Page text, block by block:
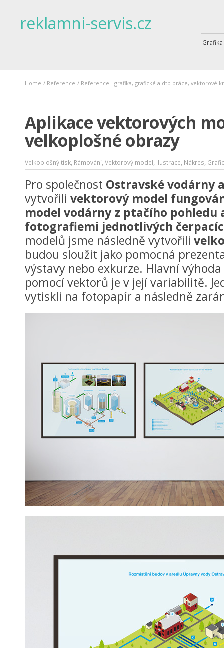
reklamni-servis.cz
Grafika
Home / Reference / Reference - grafika, grafické a dtp práce, vektorové
Aplikace vektorových
velkoplošné obrazy
Velkoplošný tisk, Rámování,Vektorový model, Ilustrace, Nákres,
Pro společnost Ostravské vodárny
vytvořili vektorový model
model vodárny z ptačího pohledu
fotografiemi jednotlivých
modelů jsme následně vytvořili
budou sloužit jako pomocná
výstavy nebo exkurze. Hlavní
pomocí vektorů je v její variabilitě.
vytiskli na fotopapír a následně